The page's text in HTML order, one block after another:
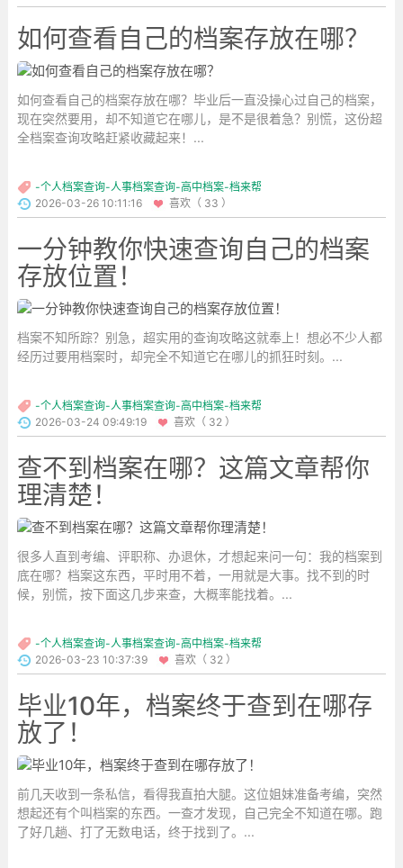
如何查看自己的档案存放在哪？
如何查看自己的档案存放在哪？毕业后一直没操心过自己的档案，
现在突然要用，却不知道它在哪儿，是不是很着急？别慌，这份超
全档案查询攻略赶紧收藏起来！...
-个人档案查询-人事档案查询-高中档案-档来帮
2026-03-26 10:11:16
喜欢（ 33 ）
一分钟教你快速查询自己的档案
存放位置！
档案不知所踪？别急，超实用的查询攻略这就奉上！想必不少人都
经历过要用档案时，却完全不知道它在哪儿的抓狂时刻。...
-个人档案查询-人事档案查询-高中档案-档来帮
2026-03-24 09:49:19
喜欢（ 32 ）
查不到档案在哪？这篇文章帮你
理清楚！
很多人直到考编、评职称、办退休，才想起来问一句：我的档案到
底在哪？档案这东西，平时用不着，一用就是大事。找不到的时
候，别慌，按下面这几步来查，大概率能找着。...
-个人档案查询-人事档案查询-高中档案-档来帮
2026-03-23 10:37:39
喜欢（ 32 ）
毕业10年，档案终于查到在哪存
放了！
前几天收到一条私信，看得我直拍大腿。这位姐妹准备考编，突然
想起还有个叫档案的东西。一查才发现，自己完全不知道在哪。跑
了好几趟、打了无数电话，终于找到了。...